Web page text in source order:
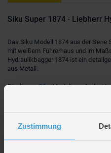
Zustimmung
Siku Super 1874 - Liebherr
Das Siku Modell 1874 aus der Serie
mit weißem Führerhaus und im
Hydraulikbagger 1874 ist ein
aus Metall.
Für diesesSikuModell wurde der
Liebherr als Vorbild genommen.
Schaufel ist um 360 Grad drehbar
Dieses stabile und in liebevoller
Modell eignet sich sowohl für Kinder